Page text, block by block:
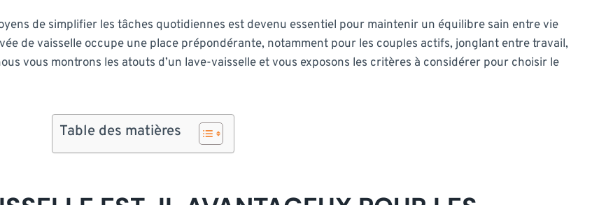
de simplifier les tâches quotidiennes est devenu essentiel pour maintenir un équilibre sain entre vie
de vaisselle occupe une place prépondérante, notamment pour les couples actifs, jonglant entre travail,
vous montrons les atouts d’un lave-vaisselle et vous exposons les critères à considérer pour choisir le
Table des matières